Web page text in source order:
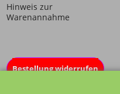
Hinweis zur
Warenannahme
Bestellung widerrufen